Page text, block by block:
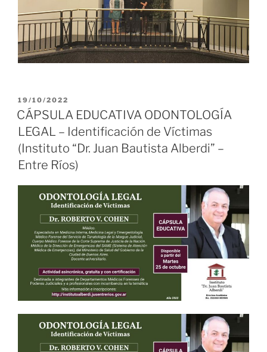
PUBLICADO
EL
19/10/2022
CÁPSULA EDUCATIVA ODONTOLOGÍA
LEGAL – Identificación de Víctimas
(Instituto “Dr. Juan Bautista Alberdi” –
Entre Ríos)